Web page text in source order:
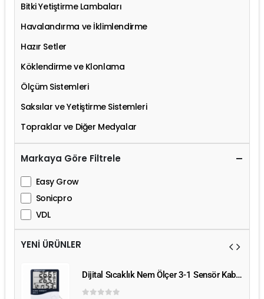
Bitki Yetiştirme Lambaları
Havalandırma ve İklimlendirme
Hazır Setler
Köklendirme ve Klonlama
Ölçüm Sistemleri
Saksılar ve Yetiştirme Sistemleri
Topraklar ve Diğer Medyalar
Markaya Göre Filtrele
Easy Grow
Sonicpro
VDL
YENİ ÜRÜNLER
Dijital Sıcaklık Nem Ölçer 3-1 Sensör Kablolu